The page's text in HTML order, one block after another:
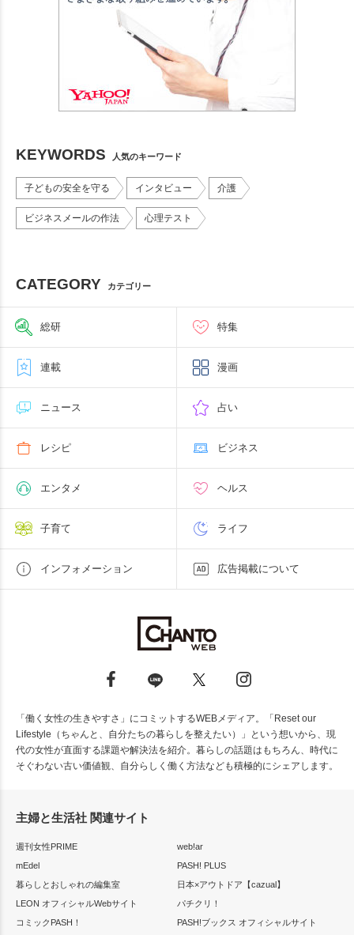
KEYWORDS 人気のキーワード
子どもの安全を守る インタビュー 介護
ビジネスメールの作法 心理テスト
CATEGORY カテゴリー
総研 特集
連載 漫画
ニュース 占い
レシピ ビジネス
エンタメ ヘルス
子育て ライフ
インフォメーション 広告掲載について
「働く女性の生きやすさ」にコミットするWEBメディア。「Reset our
Lifestyle（ちゃんと、自分たちの暮らしを整えたい）」という想いから、現
代の女性が直面する課題や解決法を紹介。暮らしの話題はもちろん、時代に
そぐわない古い価値観、自分らしく働く方法なども積極的にシェアします。
主婦と生活社 関連サイト
週刊女性PRIME
web!ar
mEdel
PASH! PLUS
暮らしとおしゃれの編集室
日本×アウトドア【cazual】
LEON オフィシャルWebサイト
パチクリ！
コミックPASH！
PASH!ブックス オフィシャルサイト